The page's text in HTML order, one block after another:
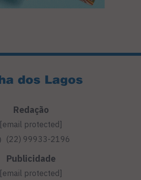
Redação
[email protected]
(22) 99933-2196
Publicidade
[email protected]